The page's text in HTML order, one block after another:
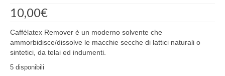
10,00€
Caffélatex Remover è un moderno solvente che
ammorbidisce/dissolve le macchie secche di lattici naturali o
sintetici, da telai ed indumenti.
5 disponibili